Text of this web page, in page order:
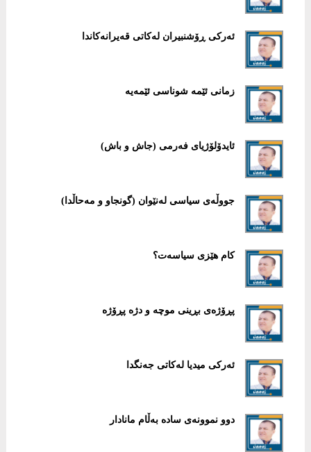
ئەرکی ڕۆشنبیران لەکاتی قەیرانەکاندا
زمانی ئێمە شوناسی ئێمەیە
ئایدۆلۆژیای فەرمی (جاش و باش)
جووڵەی سیاسی لەنێوان (گونجاو و مەحاڵدا)
کام هێزی سیاسەت؟
پڕۆژەی بڕینی موچە و دژە پڕۆژە
ئەرکی میدیا لەکاتی جەنگدا
دوو نموونەی سادە بەڵام مانادار